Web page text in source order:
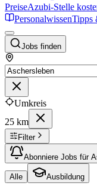
PreiseAzubi-Stelle
PersonalwissenTipps
Jobs finden
Umkreis
25 km
Filter
Abonniere Jobs für
Alle Ausbildung